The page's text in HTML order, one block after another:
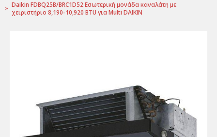
Daikin FDBQ25B/BRC1D52 Εσωτερική μονάδα καναλάτη με
χειριστήριο 8,190-10,920 BTU για Μulti DAIKIN